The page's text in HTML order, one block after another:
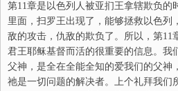
第11章是以色列人被亚扪王拿辖欺负的
里面，扫罗王出现了，能够拯救以色列
敌的攻击，仇敌的欺负了。所以，第11
君王耶稣基督而活的很重要的信息。我
父神，是全在全能全知的爱我们的父神 ，
祂是一切问题的解决者。上个礼拜我们